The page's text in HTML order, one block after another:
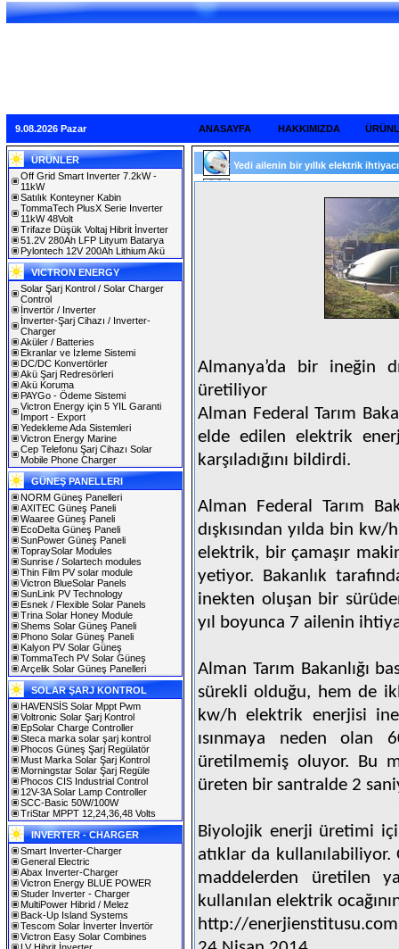
9.08.2026 Pazar ANASAYFA HAKKIMIZDA
ÜRÜNLER
Off Grid Smart Inverter 7.2kW -
11kW
Satılık Konteyner Kabin
TommaTech PlusX Serie Inverter
11kW 48Volt
Trifaze Düşük Voltaj Hibrit İnverter
51.2V 280Ah LFP Lityum Batarya
Pylontech 12V 200Ah Lithium Akü
VICTRON ENERGY
Solar Şarj Kontrol / Solar Charger
Control
İnvertör / Inverter
İnverter-Şarj Cihazı / Inverter-
Charger
Aküler / Batteries
Ekranlar ve İzleme Sistemi
DC/DC Konvertörler
Akü Şarj Redresörleri
Akü Koruma
PAYGo - Ödeme Sistemi
Victron Energy için 5 YIL Garanti
Import - Export
Yedekleme Ada Sistemleri
Victron Energy Marine
Cep Telefonu Şarj Cihazı Solar
Mobile Phone Charger
GÜNEŞ PANELLERI
NORM Güneş Panelleri
AXITEC Güneş Paneli
Waaree Güneş Paneli
EcoDelta Güneş Paneli
SunPower Güneş Paneli
TopraySolar Modules
Sunrise / Solartech modules
Thin Film PV solar module
Victron BlueSolar Panels
SunLink PV Technology
Esnek / Flexible Solar Panels
Trina Solar Honey Module
Shems Solar Güneş Paneli
Phono Solar Güneş Paneli
Kalyon PV Solar Güneş
TommaTech PV Solar Güneş
Arçelik Solar Güneş Panelleri
SOLAR ŞARJ KONTROL
HAVENSİS Solar Mppt Pwm
Voltronic Solar Şarj Kontrol
EpSolar Charge Controller
Steca marka solar şarj kontrol
Phocos Güneş Şarj Regülatör
Must Marka Solar Şarj Kontrol
Morningstar Solar Şarj Regüle
Phocos CIS Industrial Control
12V-3A Solar Lamp Controller
SCC-Basic 50W/100W
TriStar MPPT 12,24,36,48 Volts
INVERTER - CHARGER
Smart Inverter-Charger
General Electric
Abax Inverter-Charger
Victron Energy BLUE POWER
Studer Inverter - Charger
MultiPower Hibrid / Melez
Back-Up Island Systems
Tescom Solar İnverter İnvertör
Victron Easy Solar Combines
Yedi ailenin bir yıllık elektrik
Almanya’da bir ineğin
üretiliyor
Alman Federal Tarım
elde edilen elektrik
karşıladığını bildirdi.
Alman Federal Tarım
dışkısından yılda bin
elektrik, bir çamaşır
yetiyor. Bakanlık
inekten oluşan bir
yıl boyunca 7 ailenin
Alman Tarım Bakanlığı
sürekli olduğu, hem de
kw/h elektrik enerjisi
ısınmaya neden olan
üretilmemiş oluyor. Bu
üreten bir santralde 2
Biyolojik enerji üretimi
atıklar da
maddelerden üretilen
kullanılan elektrik
http://enerjienstitusu.com